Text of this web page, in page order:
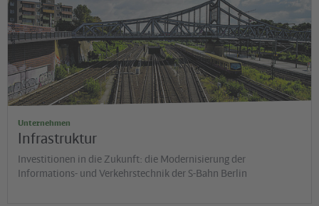
©
Santiago Engelhardt
Unternehmen
Infrastruktur
Investitionen in die Zukunft: die Modernisierung der
Informations- und Verkehrstechnik der S-Bahn Berlin